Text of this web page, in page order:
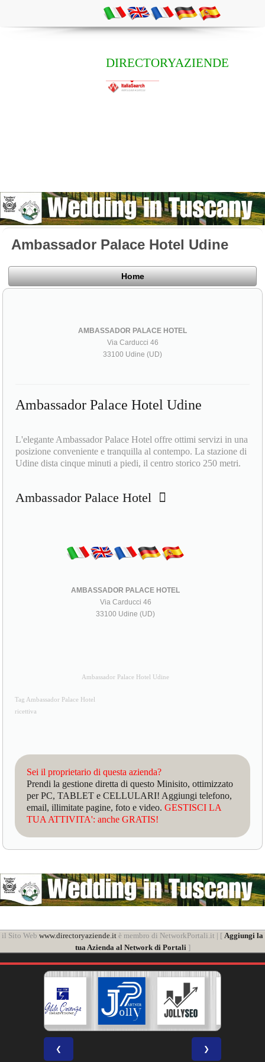
DIRECTORYAZIENDE
Ambassador Palace Hotel Udine
Home
AMBASSADOR PALACE HOTEL
Via Carducci 46
33100 Udine (UD)
Ambassador Palace Hotel Udine
L'elegante Ambassador Palace Hotel offre ottimi servizi in una
posizione conveniente e tranquilla al contempo. La stazione di
Udine dista cinque minuti a piedi, il centro storico 250 metri.
Ambassador Palace Hotel
AMBASSADOR PALACE HOTEL
Via Carducci 46
33100 Udine (UD)
Ambassador Palace Hotel Udine
Tag Ambassador Palace Hotel
ricettiva
Sei il proprietario di questa azienda?
Prendi la gestione diretta di questo Minisito, ottimizzato
per PC, TABLET e CELLULARI! Aggiungi telefono,
email, illimitate pagine, foto e video.GESTISCI LA
TUA ATTIVITA': anche GRATIS!
il Sito Web www.directoryaziende.it è membro di NetworkPortali.it | [ Aggiungi la
tua Azienda al Network di Portali]
❮ ❯